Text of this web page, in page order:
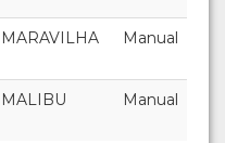
MARAVILHA Manual
MALIBU Manual